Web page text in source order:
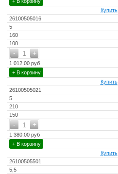
Купить
26100505016
5
160
100
+
- 1
1 012.00 руб
+ В корзину
Купить
26100505021
5
210
150
+
- 1
1 380.00 руб
+ В корзину
Купить
26100505501
5,5